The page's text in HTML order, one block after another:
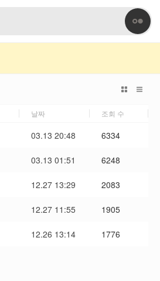
날짜 조회 수
03.13 20:48 6334
03.13 01:51 6248
12.27 13:29 2083
12.27 11:55 1905
12.26 13:14 1776